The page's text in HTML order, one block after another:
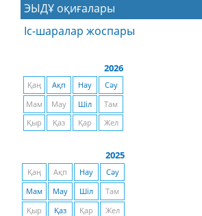
ЭЫДҰ оқиғалары
Іс-шаралар жоспары
2026
Қаң Ақп Нау
Сәу
Мам
Мау Шіл
Там
Қыр
Қаз Қар Жел
2025
Қаң Ақп Нау
Сәу
Мам
Мау Шіл
Там
Қыр
Қаз Қар Жел